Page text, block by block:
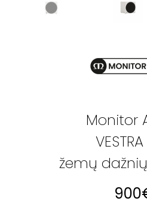
Monitor
žemų
900